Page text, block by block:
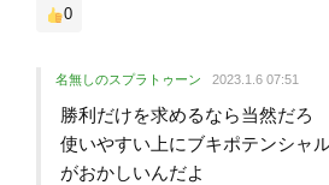
0
名無しのスプラトゥーン 2023.1.6 07:51
勝利だけを求めるなら当然だろ
使いやすい上にブキポテンシャ
がおかしいんだよ